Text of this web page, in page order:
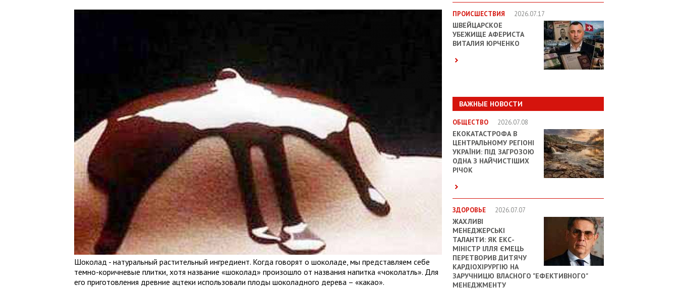
ПРОИСШЕСТВИЯ 2026.07.17
ШВЕЙЦАРСКОЕ
УБЕЖИЩЕ АФЕРИСТА
ВИТАЛИЯ ЮРЧЕНКО
ВАЖНЫЕ НОВОСТИ
ОБЩЕСТВО 2026.07.08
ЕКОКАТАСТРОФА В
ЦЕНТРАЛЬНОМУ РЕГІОНІ
УКРАЇНИ: ПІД ЗАГРОЗОЮ
ОДНА З НАЙЧИСТІШИХ
РІЧОК
ЗДОРОВЬЕ 2026.07.07
ЖАХЛИВІ
МЕНЕДЖЕРСЬКІ
ТАЛАНТИ: ЯК ЕКС-
МІНІСТР ІЛЛЯ ЄМЕЦЬ
ПЕРЕТВОРИВ ДИТЯЧУ
КАРДІОХІРУРГІЮ НА
ЗАРУЧНИЦЮ ВЛАСНОГО "ЕФЕКТИВНОГО"
МЕНЕДЖМЕНТУ
Шоколад - натуральный растительный ингредиент. Когда говорят о шоколаде, мы представляем себе
темно-коричневые плитки, хотя название «шоколад» произошло от названия напитка «чоколатль». Для
его приготовления древние ацтеки использовали плоды шоколадного дерева – «какао».